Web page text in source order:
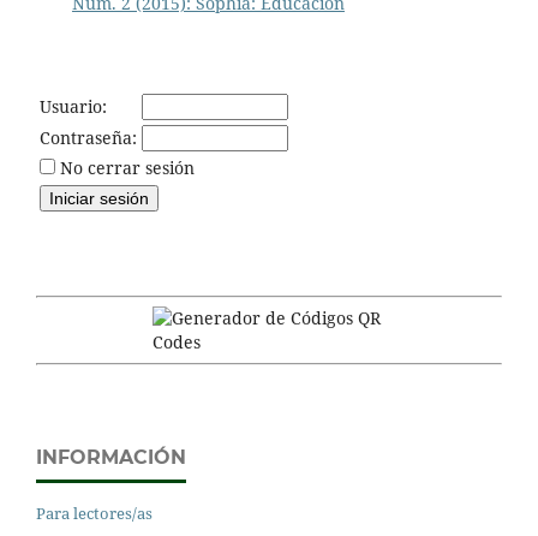
Usuario:
Contraseña:
No cerrar sesión
INFORMACIÓN
Para lectores/as